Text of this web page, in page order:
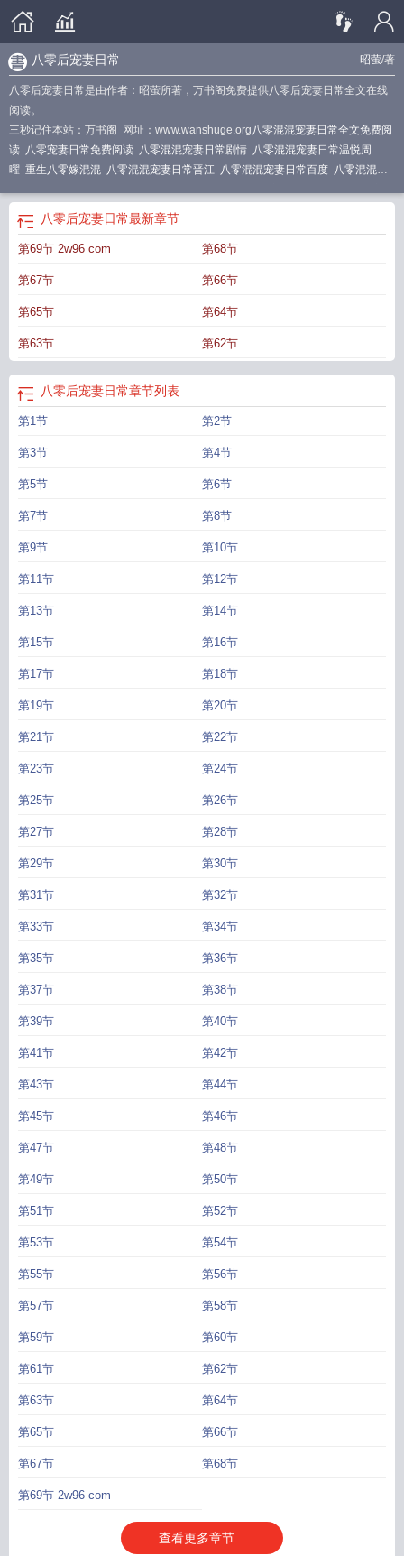
昭萤/著
八零后宠妻日常
八零后宠妻日常是由作者：昭萤所著，万书阁免费提供八零后宠妻日常全文在线
阅读。
三秒记住本站：万书阁 网址：www.wanshuge.org八零混混宠妻日常全文免费阅
读 八零宠妻日常免费阅读 八零混混宠妻日常剧情 八零混混宠妻日常温悦周
曜 重生八零嫁混混 八零混混宠妻日常晋江 八零混混宠妻日常百度 八零混混宠
八零小混混的彪悍媳妇 八零年代嫁混混
宠妻日常作者昭萤
八零后宠妻日常最新章节
第69节 2w96 com 第68节
第67节 第66节
第65节 第64节
第63节 第62节
八零后宠妻日常章节列表
第1节 第2节
第3节 第4节
第5节 第6节
第7节 第8节
第9节 第10节
第11节 第12节
第13节 第14节
第15节 第16节
第17节 第18节
第19节 第20节
第21节 第22节
第23节 第24节
第25节 第26节
第27节 第28节
第29节 第30节
第31节 第32节
第33节 第34节
第35节 第36节
第37节 第38节
第39节 第40节
第41节 第42节
第43节 第44节
第45节 第46节
第47节 第48节
第49节 第50节
第51节 第52节
第53节 第54节
第55节 第56节
第57节 第58节
第59节 第60节
第61节 第62节
第63节 第64节
第65节 第66节
第67节 第68节
第69节 2w96 com
查看更多章节...